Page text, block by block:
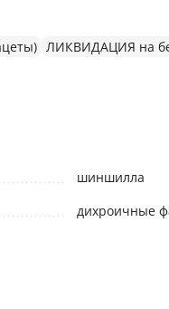
ЛИКВИДАЦИЯ на
шиншилла
дихроичные